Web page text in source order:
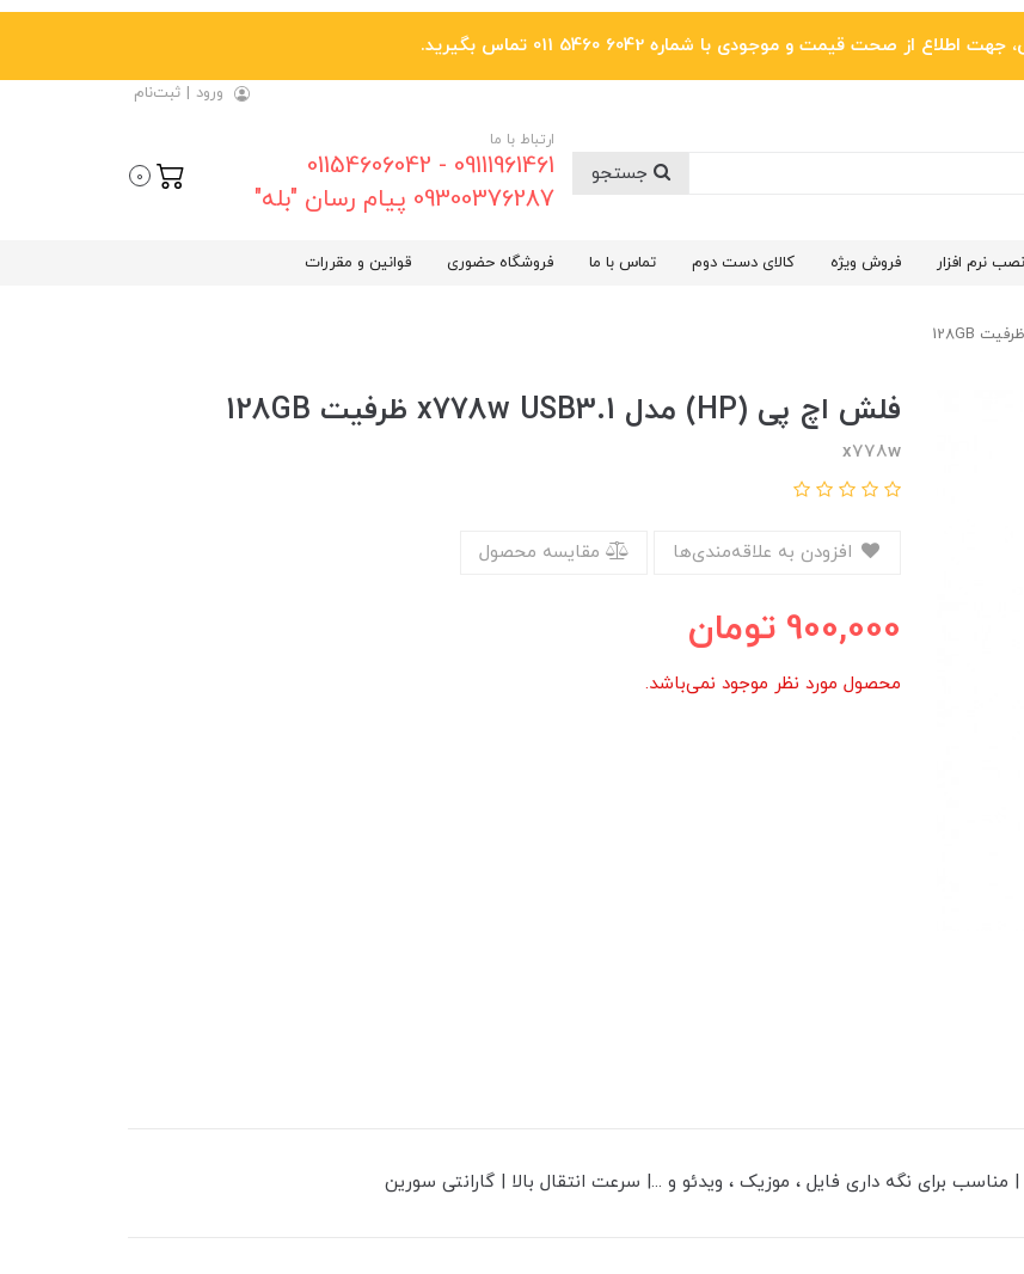
از صحت قیمت و موجودی با شماره 6042 5460 011 تماس بگیرید.
ورود | ثبت‌نام
ارتباط با ما
09111961461 - 01154606042
09300376287 پیام رسان "بله"
0
نصب نرم افزار فروش ویژه کالای دست دوم تماس با ما فروشگاه حضوری قوانین و مقررات
فلش اچ پی (HP) مدل x778w USB3.1 ظرفیت 128GB
x778w
مقایسه محصول
900,000 تومان
محصول مورد نظر موجود نمی‌باشد.